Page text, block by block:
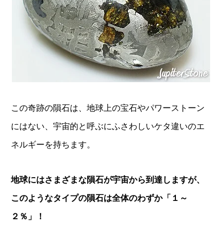
この奇跡の隕石は、地球上の宝石やパワーストーン
にはない、宇宙的と呼ぶにふさわしいケタ違いのエ
ネルギーを持ちます。
地球にはさまざまな隕石が宇宙から到達しますが、
このようなタイプの隕石は全体のわずか「１～
２％」！